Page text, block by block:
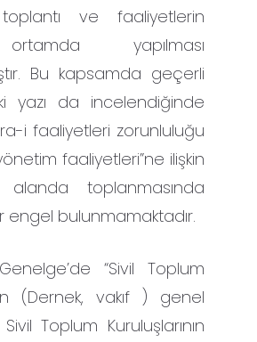
ve faaliyetlerin
yapılması
Bu kapsamda geçerli
yazı da incelendiğinde
i faaliyetleri zorunluluğu
faaliyetleri”ne ilişkin
toplanmasında
engel bulunmamaktadır.
“Sivil Toplum
(Dernek, vakıf ) genel
Toplum Kuruluşlarının